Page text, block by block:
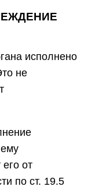
исполнено
не
от
по ст. 19.5